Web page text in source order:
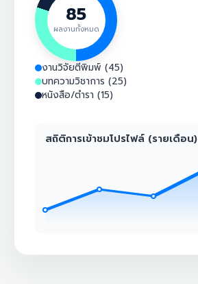
85
ผลงานทั้งหมด
งานวิจัยตีพิมพ์ (45)
บทความวิชาการ (25)
หนังสือ/ตำรา (15)
สถิติการเข้าชมโปรไฟล์ (รายเดือน)